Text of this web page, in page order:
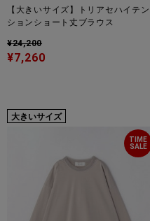
【大きいサイズ】トリアセハイテン
ションショート丈ブラウス
¥24,200
¥7,260
大きいサイズ
TIME
SALE